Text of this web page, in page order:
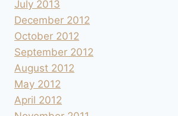
July 2013
December 2012
October 2012
September 2012
August 2012
May 2012
April 2012